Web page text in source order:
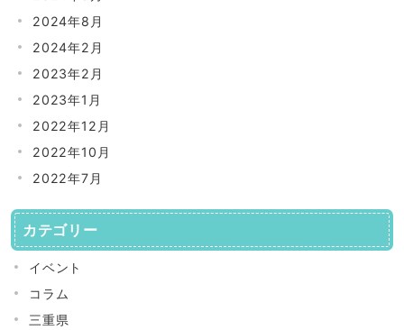
2024年8月
2024年2月
2023年2月
2023年1月
2022年12月
2022年10月
2022年7月
カテゴリー
イベント
コラム
三重県